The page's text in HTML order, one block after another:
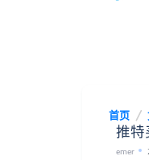
首页
推
emer